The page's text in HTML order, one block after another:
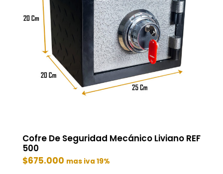
Cofre De Seguridad Mecánico Liviano REF
500
$675.000 mas iva 19%